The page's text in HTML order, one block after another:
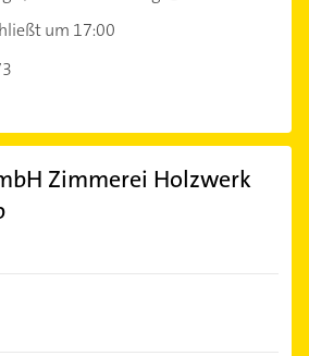
um 17:00
Zimmerei Holzwerk